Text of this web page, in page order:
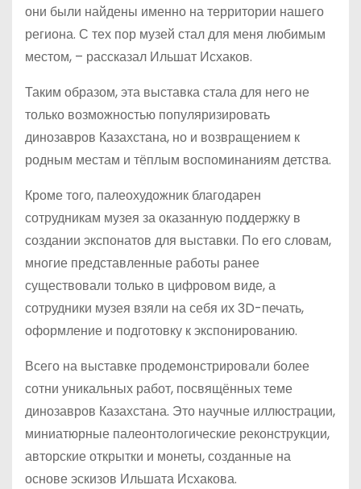
они были найдены именно на территории нашего
региона. С тех пор музей стал для меня любимым
местом, – рассказал Ильшат Исхаков.
Таким образом, эта выставка стала для него не
только возможностью популяризировать
динозавров Казахстана, но и возвращением к
родным местам и тёплым воспоминаниям детства.
Кроме того, палеохудожник благодарен
сотрудникам музея за оказанную поддержку в
создании экспонатов для выставки. По его словам,
многие представленные работы ранее
существовали только в цифровом виде, а
сотрудники музея взяли на себя их 3D-печать,
оформление и подготовку к экспонированию.
Всего на выставке продемонстрировали более
сотни уникальных работ, посвящённых теме
динозавров Казахстана. Это научные иллюстрации,
миниатюрные палеонтологические реконструкции,
авторские открытки и монеты, созданные на
основе эскизов Ильшата Исхакова.